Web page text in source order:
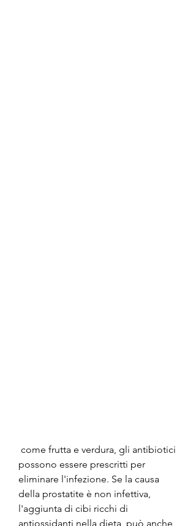
possono essere prescritti per
eliminare l'infezione. Se la causa
della prostatite è non infettiva,
l'aggiunta di cibi ricchi di
antiossidanti nella dieta, può anche